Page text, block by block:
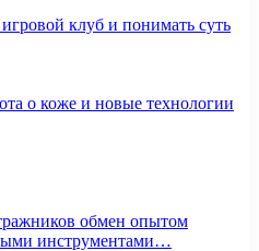
клуб и понимать суть
о коже и новые технологии
обмен опытом
инструментами…